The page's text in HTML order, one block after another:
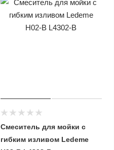
Смеситель для мойки с
гибким изливом Ledeme